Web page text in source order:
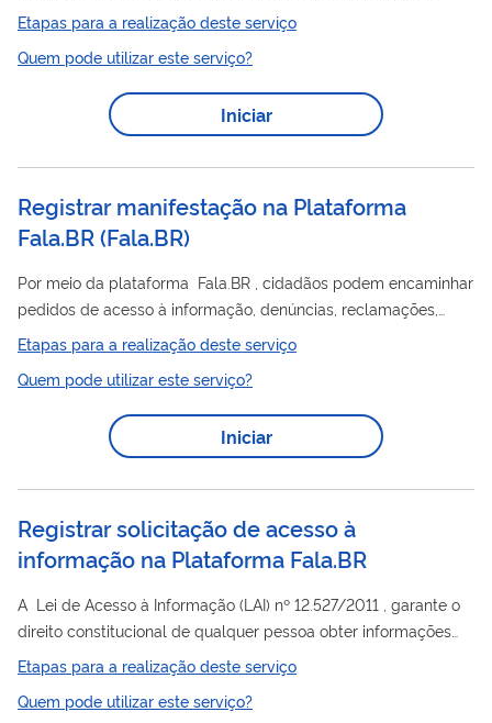
gestores públicos e cidadãos o acesso rápido e transparente a
dados referentes às parcerias da União e aos investimentos
em infraestrutura. Além disso, promovem o controle social por
meio do acesso livre às informações das diversas modalidades
de transferências e descentralizações de recursos do governo
melhorar a...
Etapas para a realização deste serviço
Quem pode utilizar este serviço?
Iniciar
Registrar manifestação na Plataforma
Fala.BR(Fala.BR)
Por meio da plataforma Fala.BR , cidadãos podem encaminhar
pedidos de acesso à informação, denúncias, reclamações,
sugestões, elogios, solicitações e pedidos de simplificação à
Universidade Federal do Piauí.
Etapas para a realização deste serviço
Quem pode utilizar este serviço?
Iniciar
Registrar solicitação de acesso à
informação na Plataforma Fala.BR
A Lei de Acesso à Informação (LAI) nº 12.527/2011 , garante o
direito constitucional de qualquer pessoa obter informações
públicas de órgãos e entidades governamentais de forma
gratuita, sem precisar justificar o pedido. Para isso, os órgãos
devem divulgar ativamente informações de interesse público e,
Etapas para a realização deste serviço
Quem pode utilizar este serviço?